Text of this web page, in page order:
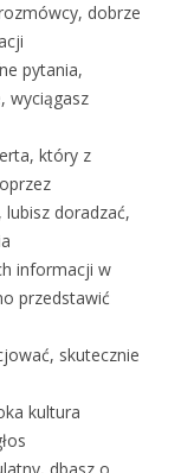
dobrze
pytania,
wyciągasz
który z
doradzać,
informacji w
przedstawić
skutecznie
kultura